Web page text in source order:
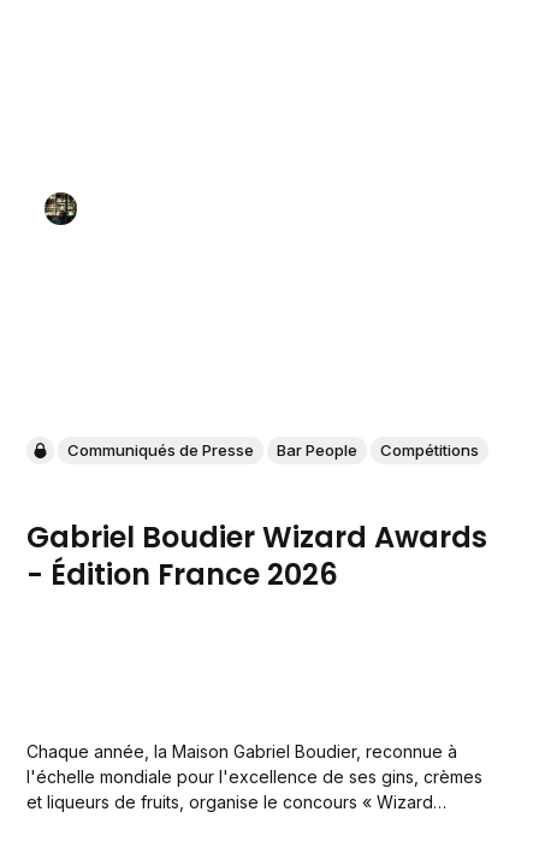
Communiqués de Presse Bar People Compétitions
Gabriel Boudier Wizard Awards
- Édition France 2026
Chaque année, la Maison Gabriel Boudier, reconnue à
l'échelle mondiale pour l'excellence de ses gins, crèmes
et liqueurs de fruits, organise le concours « Wizard